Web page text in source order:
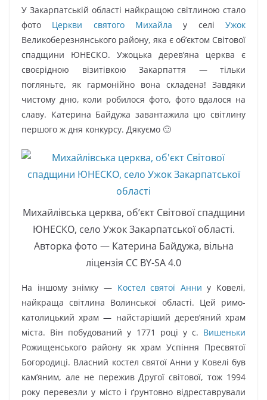
У Закарпатській області найкращою світлиною стало
фото Церкви святого Михайлау селіУжок
Великоберезнянського району, яка є об’єктом Світової
спадщини ЮНЕСКО. Ужоцька дерев’яна церква є
своєрідною візитівкою Закарпаття — тільки
погляньте, як гармонійно вона складена! Завдяки
чистому дню, коли робилося фото, фото вдалося на
славу. Катерина Байдужа завантажила цю світлину
першого ж дня конкурсу. Дякуємо 🙂
Михайлівська церква, об’єкт Світової спадщини
ЮНЕСКО, село Ужок Закарпатської області.
Авторка фото — Катерина Байдужа, вільна
ліцензія CC BY-SA 4.0
На іншому знімку — Костел святої Анни у Ковелі,
найкраща світлина Волинської області. Цей римо-
католицький храм — найстаріший дерев’яний храм
міста. Він побудований у 1771 році у с. Вишеньки
Рожищенського району як храм Успіння Пресвятої
Богородиці. Власний костел святої Анни у Ковелі був
кам’яним, але не пережив Другої світової, тож 1994
року перевезли у місто і ґрунтовно відреставрували